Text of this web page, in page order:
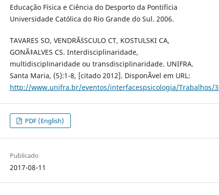
Educação Física e Ciência do Desporto da Pontifícia
Universidade Católica do Rio Grande do Sul. 2006.
TAVARES SO, VENDRÃšSCULO CT, KOSTULSKI CA,
GONÃ‡ALVES CS. Interdisciplinaridade,
multidisciplinaridade ou transdisciplinaridade. UNIFRA.
Santa Maria, (5):1-8, [citado 2012]. DisponÃ­vel em URL:
http://www.unifra.br/eventos/interfacespsicologia/Trabalhos/
PDF (English)
Publicado
2017-08-11